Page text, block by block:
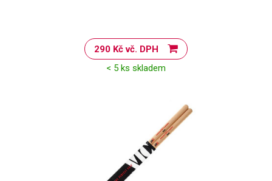
290 Kč vč. DPH
< 5 ks skladem